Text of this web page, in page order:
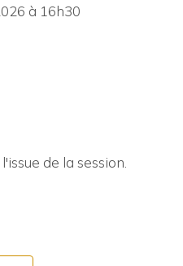
à 16h30
de la session.